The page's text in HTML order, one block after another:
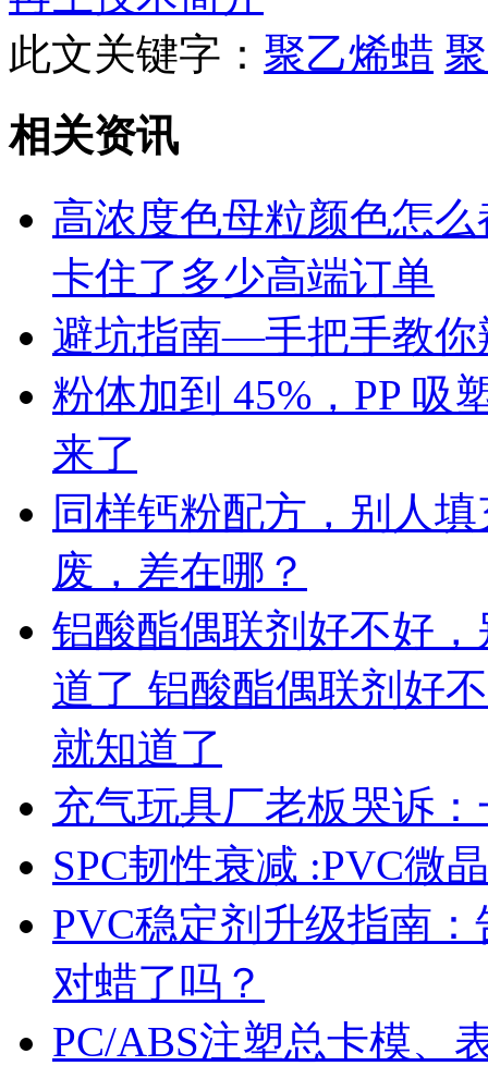
此文关键字： 聚乙烯蜡
相关资讯
高浓度色母粒颜色怎
卡住了多少高端订单
避坑指南—手把手教你
粉体加到 45%，PP 吸
来了
同样钙粉配方，别人
废，差在哪？
铝酸酯偶联剂好不好
道了 铝酸酯偶联剂好
就知道了
充气玩具厂老板哭诉
SPC韧性衰减 :PVC微
PVC稳定剂升级指南
对蜡了吗？
PC/ABS注塑总卡模、